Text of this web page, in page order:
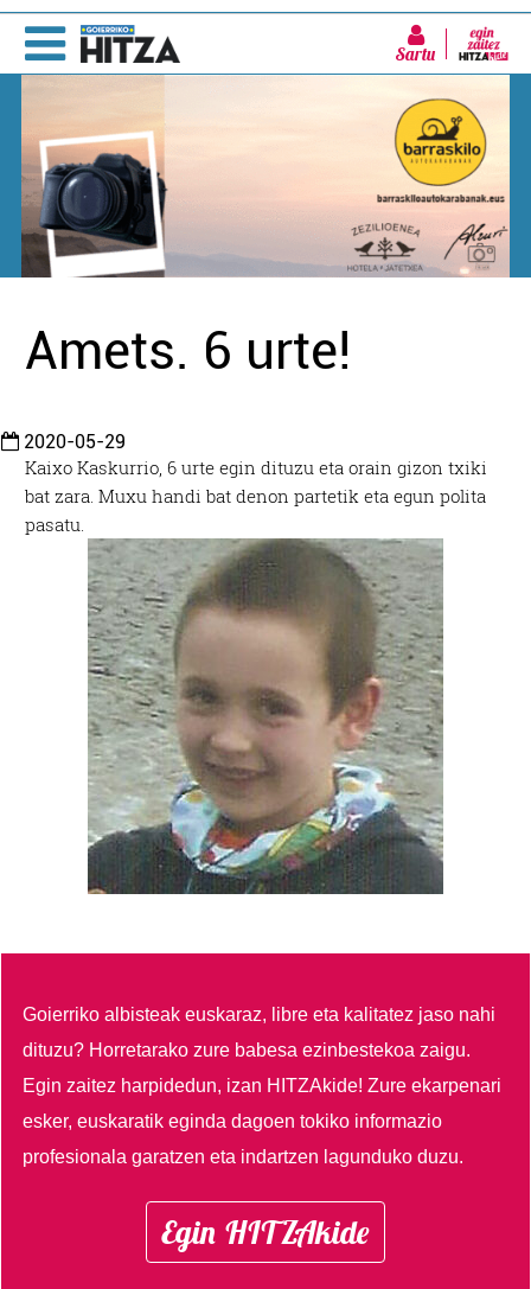
Sartu
Amets. 6 urte!
2020-05-29
Kaixo Kaskurrio, 6 urte egin dituzu eta orain gizon txiki
bat zara. Muxu handi bat denon partetik eta egun polita
pasatu.
Goierriko albisteak euskaraz, libre eta kalitatez jaso nahi
dituzu? Horretarako zure babesa ezinbestekoa zaigu.
Egin zaitez harpidedun, izan HITZAkide!Zure ekarpenari
esker, euskaratik eginda dagoen tokiko informazio
profesionala garatzen eta indartzen lagunduko duzu.
Egin HITZAkide